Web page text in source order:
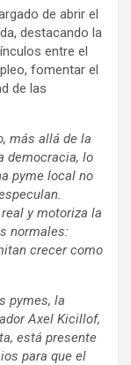
de abrir el
destacando la
entre el
fomentar el
de las
más allá de la
democracia, lo
pyme local no
y motoriza la
normales:
crecer como
pymes, la
Axel Kicillof,
está presente
para que el